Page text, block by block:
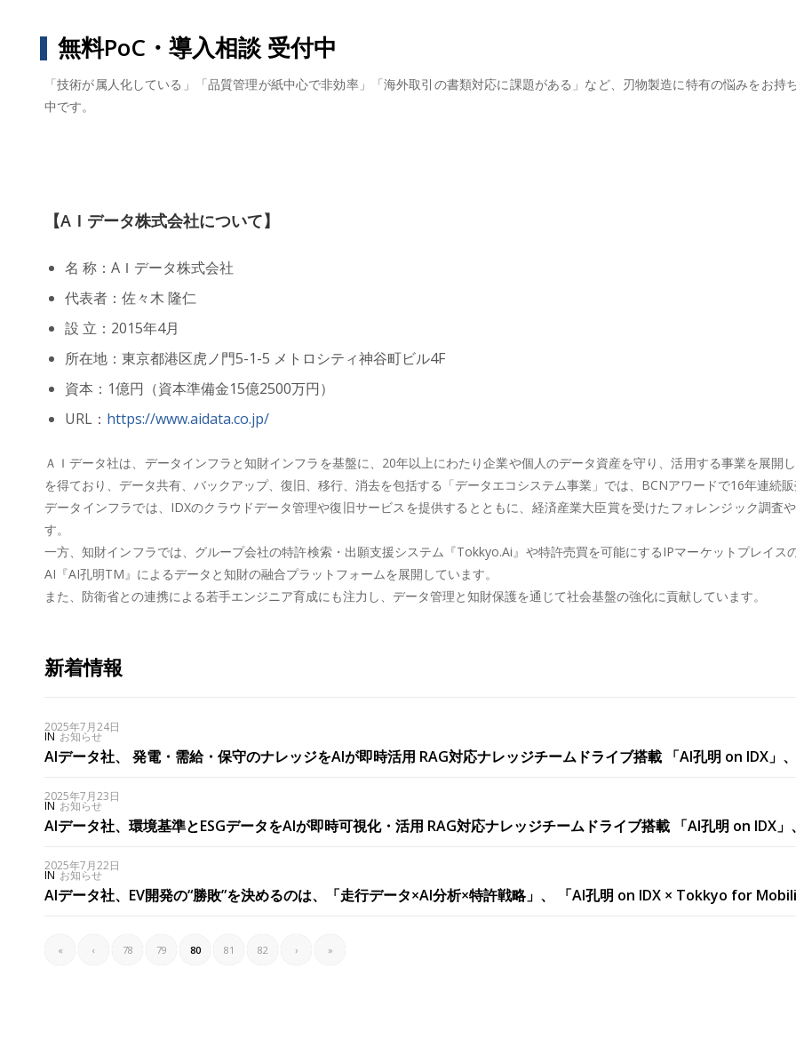
無料PoC・導入相談 受付中
「技術が属人化している」「品質管理が紙中心で非効率」「海外取引の書類対応に課題がある」など、刃物製造に特有の悩みをお
中です。
【AＩデータ株式会社について】
名 称：AＩデータ株式会社
代表者：佐々木 隆仁
設 立：2015年4月
所在地：東京都港区虎ノ門5-1-5 メトロシティ神谷町ビル4F
資本：1億円（資本準備金15億2500万円）
URL： https://www.aidata.co.jp/
ＡＩデータ社は、データインフラと知財インフラを基盤に、20年以上にわたり企業や個人のデータ資産を守り、活用する事業を展
を得ており、データ共有、バックアップ、復旧、移行、消去を包括する「データエコシステム事業」では、BCNアワードで16年連続販
データインフラでは、IDXのクラウドデータ管理や復旧サービスを提供するとともに、経済産業大臣賞を受けたフォレンジック調査
す。
一方、知財インフラでは、グループ会社の特許検索・出願支援システム『Tokkyo.Ai』や特許売買を可能にするIPマーケットプレイ
AI『AI孔明TM』によるデータと知財の融合プラットフォームを展開しています。
また、防衛省との連携による若手エンジニア育成にも注力し、データ管理と知財保護を通じて社会基盤の強化に貢献しています。
新着情報
2025年7月24日
IN お知らせ
AIデータ社、 発電・需給・保守のナレッジをAIが即時活用 RAG対応ナレッジチームドライブ搭載 「AI孔明 on IDX」
2025年7月23日
IN お知らせ
AIデータ社、環境基準とESGデータをAIが即時可視化・活用 RAG対応ナレッジチームドライブ搭載 「AI孔明 on IDX
2025年7月22日
IN お知らせ
AIデータ社、EV開発の“勝敗”を決めるのは、「走行データ×AI分析×特許戦略」、 「AI孔明 on IDX × Tokkyo for
« ‹ 78 79 80 81 82 › »